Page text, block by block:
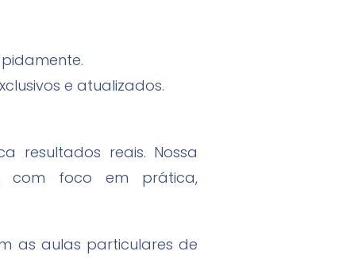
e atualizados.
resultados reais. Nossa
com foco em prática,
as aulas particulares de